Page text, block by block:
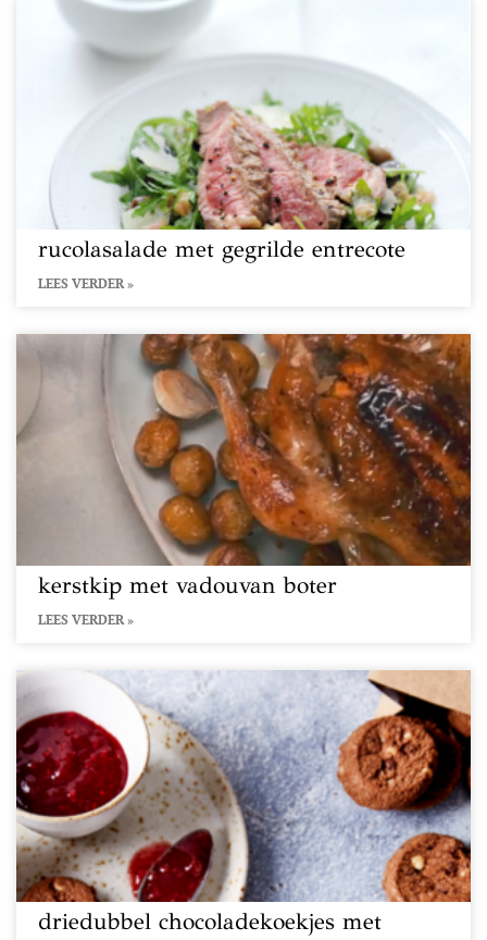
rucolasalade met gegrilde entrecote
LEES VERDER »
kerstkip met vadouvan boter
LEES VERDER »
driedubbel chocoladekoekjes met